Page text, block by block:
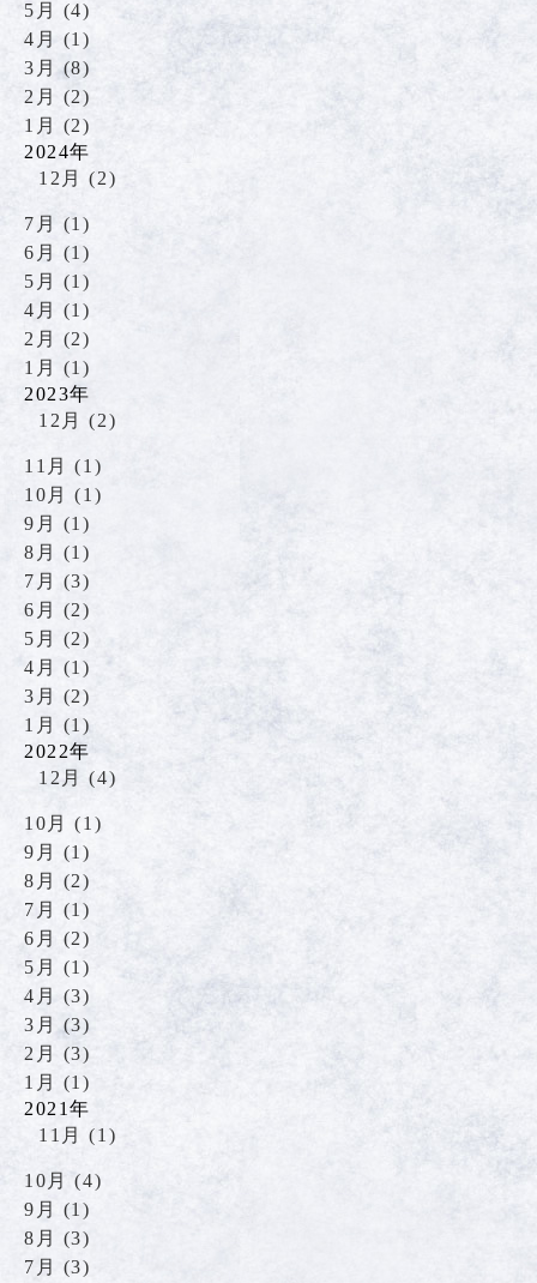
5月 (4)
4月 (1)
3月 (8)
2月 (2)
1月 (2)
2024年
12月 (2)
7月 (1)
6月 (1)
5月 (1)
4月 (1)
2月 (2)
1月 (1)
2023年
12月 (2)
11月 (1)
10月 (1)
9月 (1)
8月 (1)
7月 (3)
6月 (2)
5月 (2)
4月 (1)
3月 (2)
1月 (1)
2022年
12月 (4)
10月 (1)
9月 (1)
8月 (2)
7月 (1)
6月 (2)
5月 (1)
4月 (3)
3月 (3)
2月 (3)
1月 (1)
2021年
11月 (1)
10月 (4)
9月 (1)
8月 (3)
7月 (3)